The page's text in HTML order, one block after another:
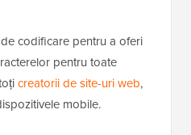
codificare pentru a oferi
pentru toate
creatorii de site-uri web,
mobile.